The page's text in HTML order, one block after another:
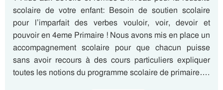
scolaire de votre enfant: Besoin de soutien scolaire
pour l’imparfait des verbes vouloir, voir, devoir et
pouvoir en 4eme Primaire ! Nous avons mis en place un
accompagnement scolaire pour que chacun puisse
sans avoir recours à des cours particuliers expliquer
toutes les notions du programme scolaire de primaire….